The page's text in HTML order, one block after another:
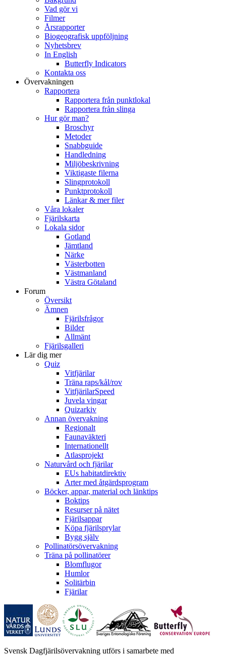
Vad gör vi
Filmer
Årsrapporter
Biogeografisk uppföljning
Nyhetsbrev
In English
Butterfly Indicators
Kontakta oss
Övervakningen
Rapportera
Rapportera från punktlokal
Rapportera från slinga
Hur gör man?
Broschyr
Metoder
Snabbguide
Handledning
Miljöbeskrivning
Viktigaste filerna
Slingprotokoll
Punktprotokoll
Länkar & mer filer
Våra lokaler
Fjärilskarta
Lokala sidor
Gotland
Jämtland
Närke
Västerbotten
Västmanland
Västra Götaland
Forum
Översikt
Ämnen
Fjärilsfrågor
Bilder
Allmänt
Fjärilsgalleri
Lär dig mer
Quiz
Vitfjärilar
Träna raps/kål/rov
VitfjärilarSpeed
Juvela vingar
Quizarkiv
Annan övervakning
Regionalt
Faunaväkteri
Internationellt
Atlasprojekt
Naturvård och fjärilar
EUs habitatdirektiv
Arter med åtgärdsprogram
Böcker, appar, material och länktips
Boktips
Resurser på nätet
Fjärilsappar
Köpa fjärilsprylar
Bygg själv
Pollinatörsövervakning
Träna på pollinatörer
Blomflugor
Humlor
Solitärbin
Fjärilar
Svensk Dagfjärilsövervakning utförs i samarbete med